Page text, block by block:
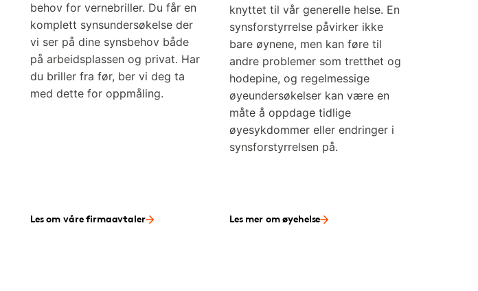
behov for vernebriller. Du får en
komplett synsundersøkelse der
vi ser på dine synsbehov både
på arbeidsplassen og privat. Har
du briller fra før, ber vi deg ta
med dette for oppmåling.
Les om våre firmaavtaler
knyttet til vår generelle helse. En
synsforstyrrelse påvirker ikke
bare øynene, men kan føre til
andre problemer som tretthet og
hodepine, og regelmessige
øyeundersøkelser kan være en
måte å oppdage tidlige
øyesykdommer eller endringer i
synsforstyrrelsen på.
Les mer om øyehelse